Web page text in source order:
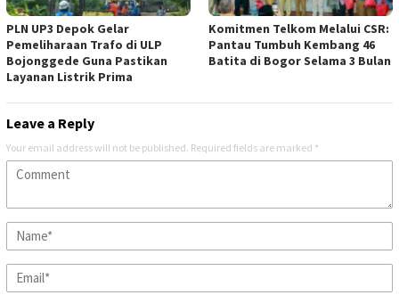
PLN UP3 Depok Gelar
Pemeliharaan Trafo di ULP
Bojonggede Guna Pastikan
Layanan Listrik Prima
Komitmen Telkom Melalui CSR:
Pantau Tumbuh Kembang 46
Batita di Bogor Selama 3 Bulan
Leave a Reply
Your email address will not be published. Required fields are marked *